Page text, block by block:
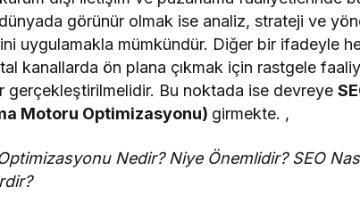
görünür olmak ise analiz, strateji ve
uygulamakla mümkündür. Diğer bir ifadeyle
kanallarda ön plana çıkmak için rastgele
gerçekleştirilmelidir. Bu noktada ise devreye
Motoru Optimizasyonu) girmekte. ,
Nedir? Niye Önemlidir? SEO